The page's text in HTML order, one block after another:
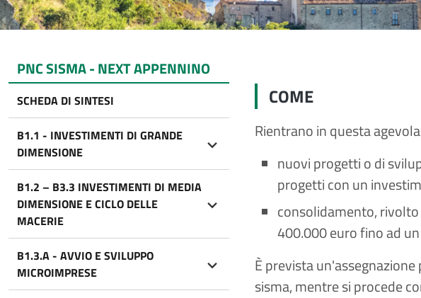
PNC SISMA - NEXT APPENNINO
SCHEDA DI SINTESI
B1.1 - INVESTIMENTI DI GRANDE
DIMENSIONE
B1.2 – B3.3 INVESTIMENTI DI MEDIA
DIMENSIONE E CICLO DELLE
MACERIE
B1.3.A - AVVIO E SVILUPPO
MICROIMPRESE
COME
Rientrano in questa
nuovi progetti o di
progetti con un
consolidamento,
400.000 euro fino ad
È prevista
sisma, mentre si procede